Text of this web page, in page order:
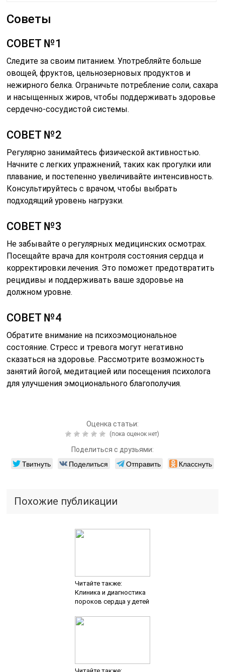
Советы
СОВЕТ №1
Следите за своим питанием. Употребляйте больше
овощей, фруктов, цельнозерновых продуктов и
нежирного белка. Ограничьте потребление соли, сахара
и насыщенных жиров, чтобы поддерживать здоровье
сердечно-сосудистой системы.
СОВЕТ №2
Регулярно занимайтесь физической активностью.
Начните с легких упражнений, таких как прогулки или
плавание, и постепенно увеличивайте интенсивность.
Консультируйтесь с врачом, чтобы выбрать
подходящий уровень нагрузки.
СОВЕТ №3
Не забывайте о регулярных медицинских осмотрах.
Посещайте врача для контроля состояния сердца и
корректировки лечения. Это поможет предотвратить
рецидивы и поддерживать ваше здоровье на
должном уровне.
СОВЕТ №4
Обратите внимание на психоэмоциональное
состояние. Стресс и тревога могут негативно
сказаться на здоровье. Рассмотрите возможность
занятий йогой, медитацией или посещения психолога
для улучшения эмоционального благополучия.
Оценка статьи:
(пока оценок нет)
Поделиться с друзьями:
Твитнуть Поделиться Отправить Класснуть
Похожие публикации
Читайте также:
Клиника и диагностика
пороков сердца у детей